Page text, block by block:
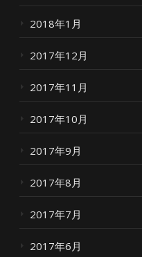
2018年1月
2017年12月
2017年11月
2017年10月
2017年9月
2017年8月
2017年7月
2017年6月